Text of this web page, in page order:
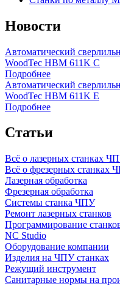
Новости
Автоматический
WoodTec HBM 611K C
Подробнее
Автоматический
WoodTec HBM 611K E
Подробнее
Статьи
Всё о лазерных станках
Всё о фрезерных станках
Лазерная обработка
Фрезерная обработка
Системы станка ЧПУ
Ремонт лазерных станков
Программирование
NC Studio
Оборудование компании
Изделия на ЧПУ станках
Режущий инструмент
Санитарные нормы на